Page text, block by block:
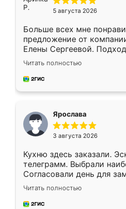
5 августа 2026
Больше всех мне
предложение от
Елены Сергеевой.
короткие сроки
для замера сотрудник
предложил по моему
Читать полностью
Ярослава
3 августа 2026
Кухню здесь заказали.
телеграмм. Выбрали
Согласовали день для
недели кухня была уже
довольны работой.
мебель за качественную
Читать полностью